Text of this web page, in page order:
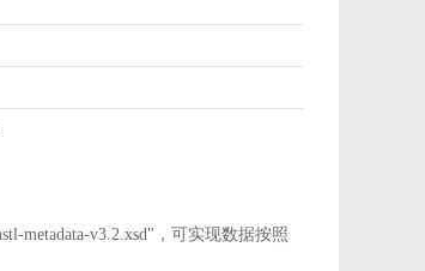
metadata-v3.2.xsd"，可实现数据按照